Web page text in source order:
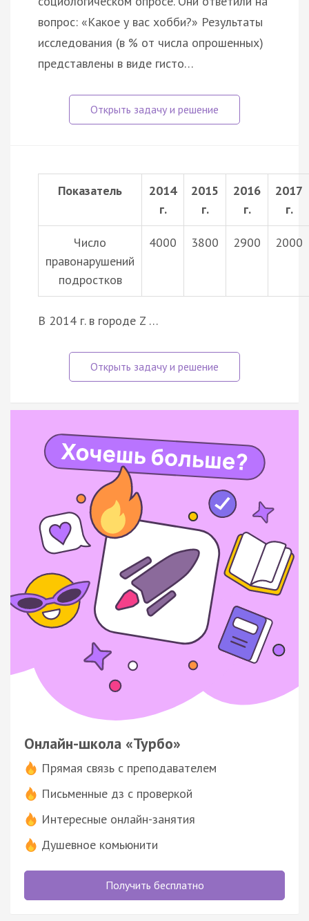
вопрос: «Какое у вас хобби?» Результаты
исследования (в % от числа опрошенных)
представлены в виде гисто…
Показатель
2014
г.
2015
г.
2016
г.
2017
г.
Число
правонарушений
подростков
4000 3800 2900 2000
В 2014 г. в городе Z …
Онлайн-школа «Турбо»
Прямая связь с преподавателем
Письменные дз с проверкой
Интересные онлайн-занятия
Душевное комьюнити
Получить бесплатно